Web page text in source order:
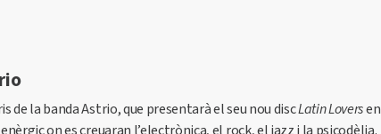
de la banda Astrio, que presentarà el seu nou discLatin Loversen